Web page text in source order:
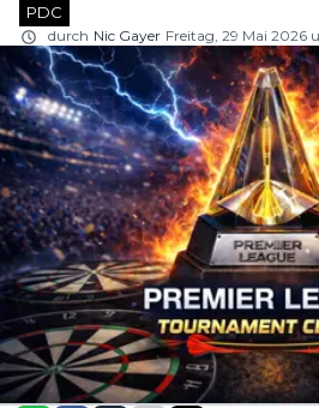
PDC
durch Nic Gayer Freitag, 29 Mai 2026